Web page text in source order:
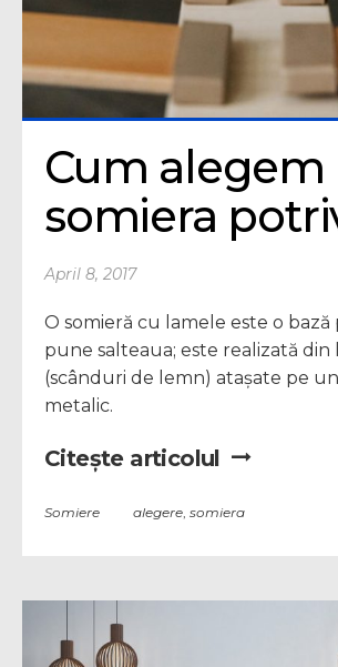
Cum alegem
somiera
April 8, 2017
O somieră cu lamele este o bază
pune salteaua; este realizată din
(scânduri de lemn) atașate pe
metalic.
Citește articolul
Somiere alegere somiera